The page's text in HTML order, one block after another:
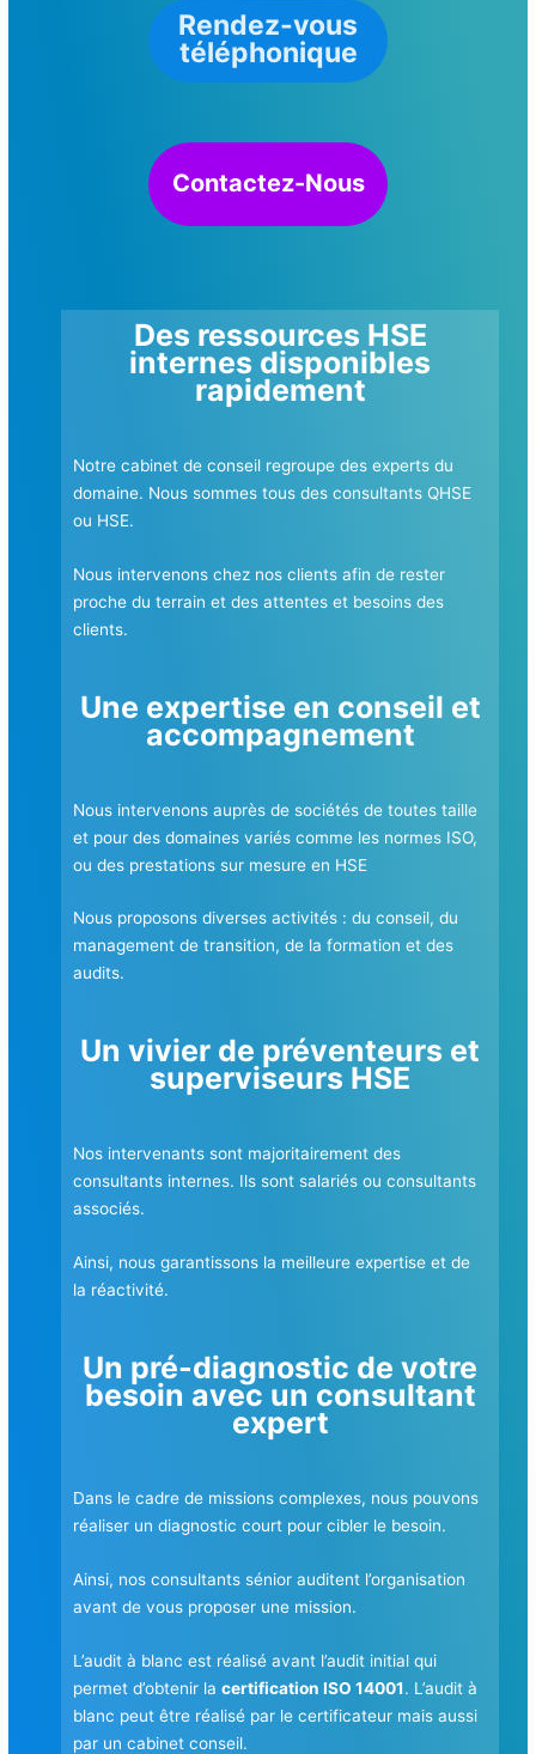
Rendez-vous
téléphonique
Contactez-Nous
Des ressources HSE
internes disponibles
rapidement
Notre cabinet de conseil regroupe des experts du
domaine. Nous sommes tous des consultants QHSE
ou HSE.
Nous intervenons chez nos clients afin de rester
proche du terrain et des attentes et besoins des
clients.
Une expertise en conseil et
accompagnement
Nous intervenons auprès de sociétés de toutes taille
et pour des domaines variés comme les normes ISO,
ou des prestations sur mesure en HSE
Nous proposons diverses activités : du conseil, du
management de transition, de la formation et des
audits.
Un vivier de préventeurs et
superviseurs HSE
Nos intervenants sont majoritairement des
consultants internes. Ils sont salariés ou consultants
associés.
Ainsi, nous garantissons la meilleure expertise et de
la réactivité.
Un pré-diagnostic de votre
besoin avec un consultant
expert
Dans le cadre de missions complexes, nous pouvons
réaliser un diagnostic court pour cibler le besoin.
Ainsi, nos consultants sénior auditent l’organisation
avant de vous proposer une mission.
L’audit à blanc est réalisé avant l’audit initial qui
permet d’obtenir lacertification ISO 14001. L’audit à
blanc peut être réalisé par le certificateur mais aussi
par un cabinet conseil.